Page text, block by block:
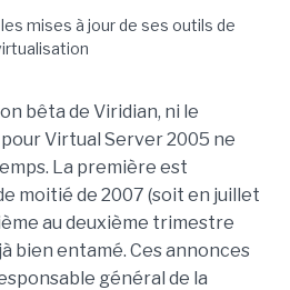
bêta de Viridian, ni le
Virtual Server 2005 ne
La première est
moitié de 2007 (soit en juillet
au deuxième trimestre
bien entamé. Ces annonces
général de la